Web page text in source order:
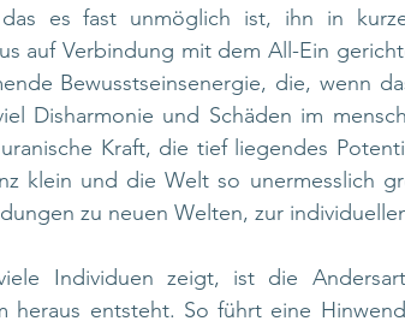
es fast unmöglich ist, ihn in
auf Verbindung mit dem All-Ein
Bewusstseinsenergie, die, wenn
Disharmonie und Schäden im
Kraft, die tief liegendes
klein und die Welt so unermesslich
zu neuen Welten, zur
Individuen zeigt, ist die
heraus entsteht. So führt eine